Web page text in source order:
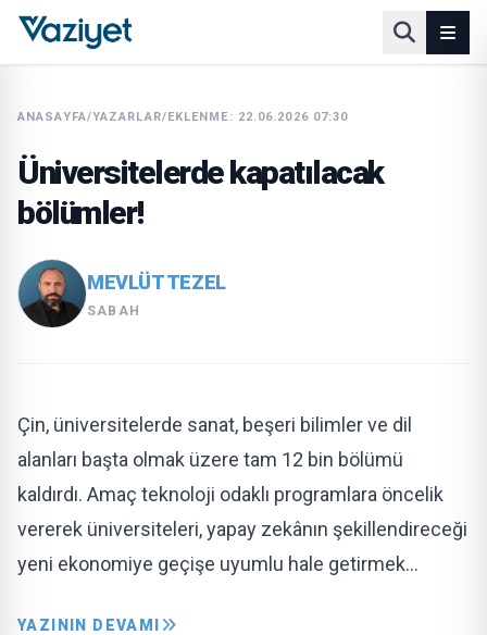
ANASAYFA/YAZARLAR/EKLENME: 22.06.2026 07:30
Üniversitelerde kapatılacak
bölümler!
MEVLÜT TEZEL
SABAH
Çin, üniversitelerde sanat, beşeri bilimler ve dil
alanları başta olmak üzere tam 12 bin bölümü
kaldırdı. Amaç teknoloji odaklı programlara öncelik
vererek üniversiteleri, yapay zekânın şekillendireceği
yeni ekonomiye geçişe uyumlu hale getirmek…
YAZININ DEVAMI